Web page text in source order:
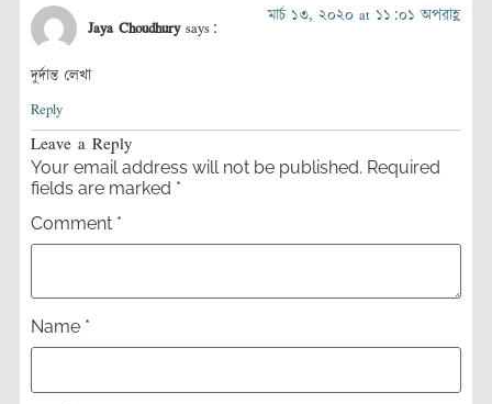
Jaya Choudhury says:
মার্চ ১৩, ২০২০ at ১১:০১ অপরাহ্ণ
দুর্দান্ত লেখা
Reply
Leave a Reply
Your email address will not be published. Required
fields are marked *
Comment *
Name *